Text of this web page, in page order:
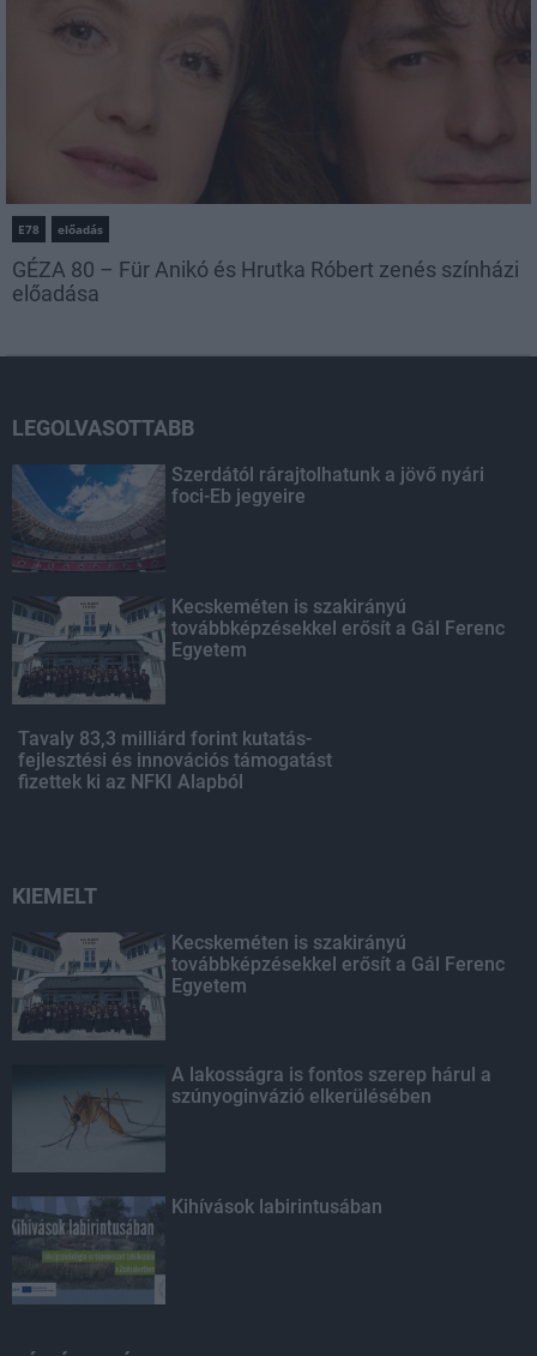
E78 előadás
GÉZA 80 – Für Anikó és Hrutka Róbert zenés színházi
előadása
LEGOLVASOTTABB
Szerdától rárajtolhatunk a jövő nyári
foci-Eb jegyeire
Kecskeméten is szakirányú
továbbképzésekkel erősít a Gál Ferenc
Egyetem
Tavaly 83,3 milliárd forint kutatás-
fejlesztési és innovációs támogatást
fizettek ki az NFKI Alapból
KIEMELT
Kecskeméten is szakirányú
továbbképzésekkel erősít a Gál Ferenc
Egyetem
A lakosságra is fontos szerep hárul a
szúnyoginvázió elkerülésében
Kihívások labirintusában